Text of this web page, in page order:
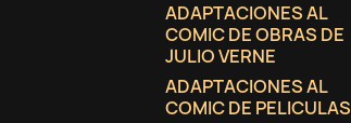
ADAPTACIONES AL
COMIC DE OBRAS DE
JULIO VERNE
ADAPTACIONES AL
COMIC DE PELICULAS